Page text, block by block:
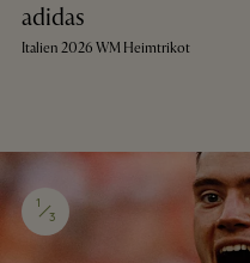
adidas
Italien 2026 WM Heimtrikot
1
3